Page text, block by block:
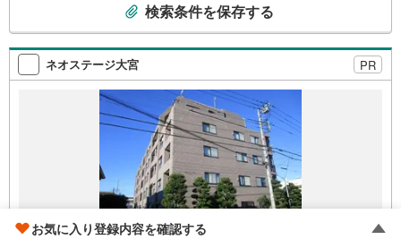
検
索
条
取
検索条件を保存する
ネオステージ大宮 PR
お気に入り登録内容を確認する